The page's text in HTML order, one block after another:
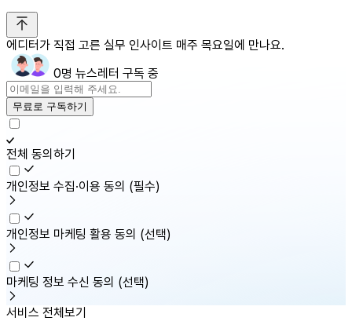
에디터가 직접 고른 실무 인사이트 매주 목요일에 만나요.
0명 뉴스레터 구독 중
무료로 구독하기
전체 동의하기
개인정보 수집·이용 동의 (필수)
개인정보 마케팅 활용 동의 (선택)
마케팅 정보 수신 동의 (선택)
서비스 전체보기